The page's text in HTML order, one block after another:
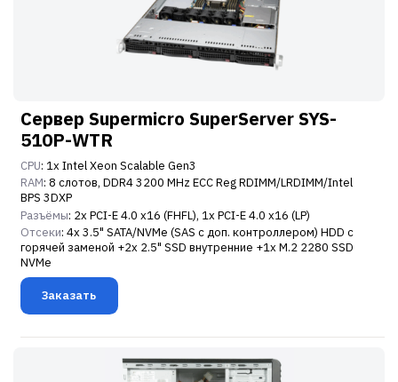
Сервер Supermicro SuperServer SYS-
510P-WTR
CPU: 1x Intel Xeon Scalable Gen3
RAM: 8 слотов, DDR4 3200 MHz ECC Reg RDIMM/LRDIMM/Intel
BPS 3DXP
Разъёмы: 2x PCI-E 4.0 x16 (FHFL), 1x PCI-E 4.0 x16 (LP)
Отсеки: 4x 3.5" SATA/NVMe (SAS с доп. контроллером) HDD с
горячей заменой +2x 2.5" SSD внутренние +1x M.2 2280 SSD
NVMe
Заказать